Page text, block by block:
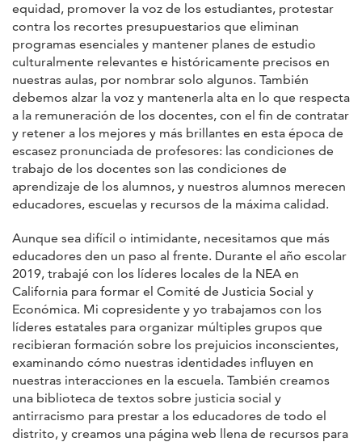
equidad, promover la voz de los estudiantes, protestar
contra los recortes presupuestarios que eliminan
programas esenciales y mantener planes de estudio
culturalmente relevantes e históricamente precisos en
nuestras aulas, por nombrar solo algunos. También
debemos alzar la voz y mantenerla alta en lo que respecta
a la remuneración de los docentes, con el fin de contratar
y retener a los mejores y más brillantes en esta época de
escasez pronunciada de profesores: las condiciones de
trabajo de los docentes son las condiciones de
aprendizaje de los alumnos, y nuestros alumnos merecen
educadores, escuelas y recursos de la máxima calidad.
Aunque sea difícil o intimidante, necesitamos que más
educadores den un paso al frente. Durante el año escolar
2019, trabajé con los líderes locales de la NEA en
California para formar el Comité de Justicia Social y
Económica. Mi copresidente y yo trabajamos con los
líderes estatales para organizar múltiples grupos que
recibieran formación sobre los prejuicios inconscientes,
examinando cómo nuestras identidades influyen en
nuestras interacciones en la escuela. También creamos
una biblioteca de textos sobre justicia social y
antirracismo para prestar a los educadores de todo el
distrito, y creamos una página web llena de recursos para